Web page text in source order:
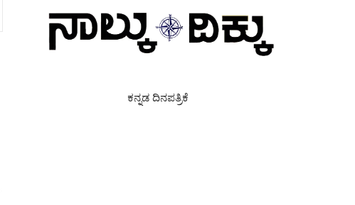
ಕನ್ನಡ ದಿನಪತ್ರಿಕೆ